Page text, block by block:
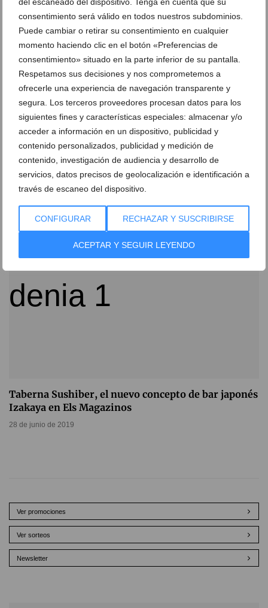
consentimiento será válido en todos nuestros subdominios.
Puede cambiar o retirar su consentimiento en cualquier
momento haciendo clic en el botón «Preferencias de
consentimiento» situado en la parte inferior de su pantalla.
Respetamos sus decisiones y nos comprometemos a
ofrecerle una experiencia de navegación transparente y
segura. Los terceros proveedores procesan datos para los
siguientes fines y características especiales: almacenar y/o
acceder a información en un dispositivo, publicidad y
contenido personalizados, publicidad y medición de
contenido, investigación de audiencia y desarrollo de
servicios, datos precisos de geolocalización e identificación a
través de escaneo del dispositivo.
CONFIGURAR RECHAZAR Y SUSCRIBIRSE
ACEPTAR Y SEGUIR LEYENDO
Sushi a domicilio para Dénia y la comarca con
Taberna Sushiber
Taberna Sushiber, el nuevo concepto de bar japonés
Izakaya en Els Magazinos
28 de junio de 2019
Ver promociones
Ver sorteos
Newsletter